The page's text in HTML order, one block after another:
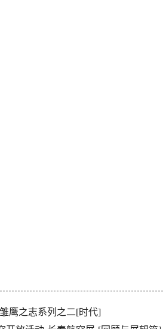
鹰之志系列之二[时代]